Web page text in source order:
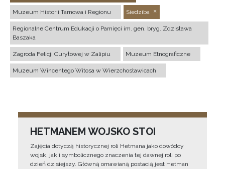
Muzeum Historii Tarnowa i Regionu Siedziba
Regionalne Centrum Edukacji o Pamięci im. gen. bryg. Zdzisława
Baszaka
Zagroda Felicji Curyłowej w Zalipiu Muzeum Etnograficzne
Muzeum Wincentego Witosa w Wierzchosławicach
HETMANEM WOJSKO STOI
Zajęcia dotyczą historycznej roli Hetmana jako dowódcy
wojsk, jak i symbolicznego znaczenia tej dawnej roli po
dzień dzisiejszy. Główną omawianą postacią jest Hetman